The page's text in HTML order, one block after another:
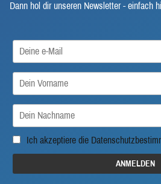
Dann hol dir unseren Newsletter - einfach
Ich akzeptiere die